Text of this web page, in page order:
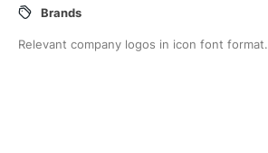
Brands
Relevant company logos in icon font format.